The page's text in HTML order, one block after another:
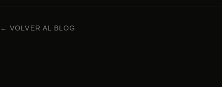
← VOLVER AL BLOG